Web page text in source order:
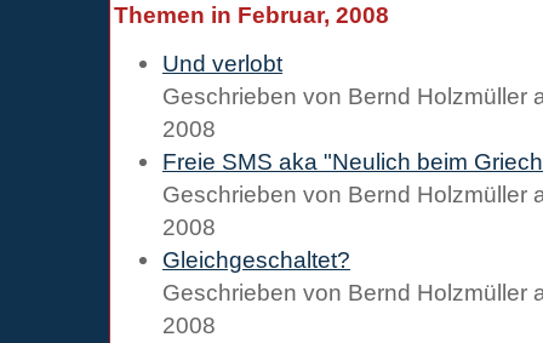
Themen in Februar, 2008
Und verlobt
Geschrieben von Bernd Holzmüller
2008
Freie SMS aka "Neulich beim
Geschrieben von Bernd Holzmüller
2008
Gleichgeschaltet?
Geschrieben von Bernd Holzmüller
2008